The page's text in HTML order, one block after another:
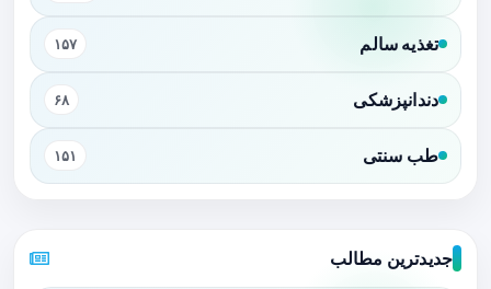
تغذیه سالم ۱۵۷
دندانپزشکی ۶۸
طب سنتی ۱۵۱
جدیدترین مطالب